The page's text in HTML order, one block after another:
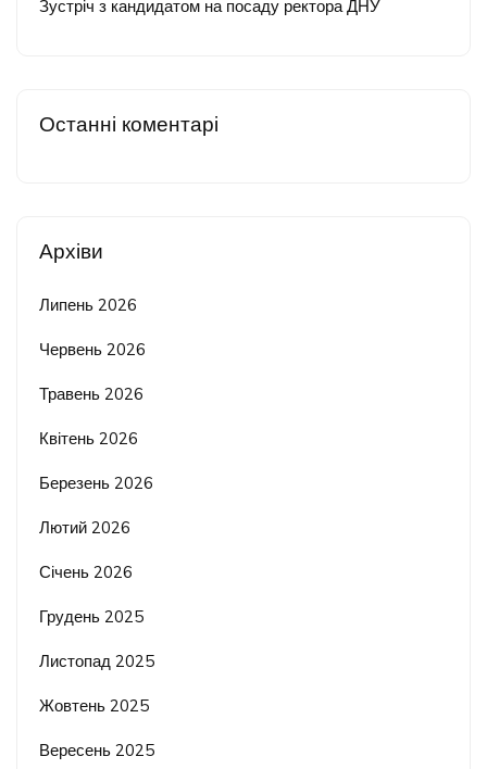
Зустріч з кандидатом на посаду ректора ДНУ
Останні коментарі
Архіви
Липень 2026
Червень 2026
Травень 2026
Квітень 2026
Березень 2026
Лютий 2026
Січень 2026
Грудень 2025
Листопад 2025
Жовтень 2025
Вересень 2025